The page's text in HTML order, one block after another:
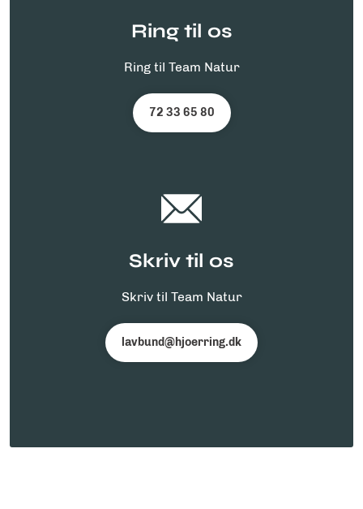
Ring til os
Ring til Team Natur
72 33 65 80
Skriv til os
Skriv til Team Natur
lavbund@hjoerring.dk